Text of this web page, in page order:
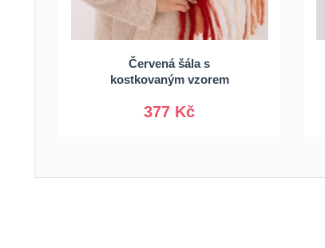
Červená šála s
kostkovaným vzorem
377 Kč
Univerzální